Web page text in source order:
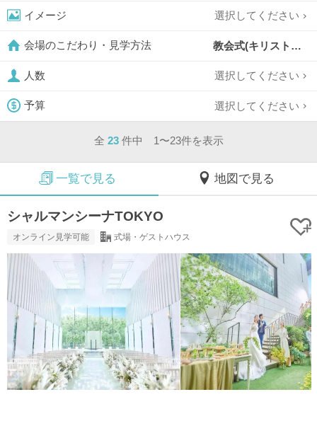
イメージ 選択してください
会場のこだわり・見学方法 教会式(キリスト教式),
人数 選択してください
予算 選択してください
全 23 件中 1〜23件を表示
一覧で見る 地図で見る
シャルマンシーナTOKYO
オンライン見学可能 式場・ゲストハウス